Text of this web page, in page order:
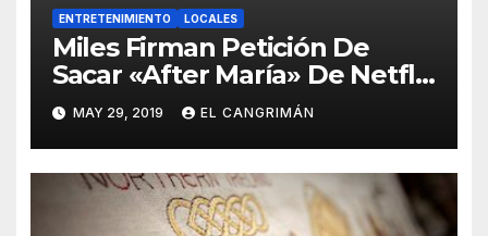
ENTRETENIMIENTO LOCALES
Miles Firman Petición De
Sacar «After María» De Netflix
Porque El Documental No
Trata Sobre Lo Que Ellos
Quieren Que Trate
MAY 29, 2019 EL CANGRIMÁN